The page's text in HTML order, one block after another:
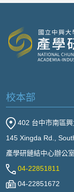
校本部
402 台中市南區
145 Xingda Rd.,
產學研鏈結中心辦公
04-22851811
04-22851672